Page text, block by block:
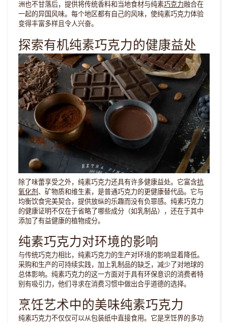
洲也不甘落后，提供将传统香料和当地食材与纯素巧克力融合在
一起的异国风味。每个地区都有自己的风味，使纯素巧克力体验
变得丰富多样且令人兴奋。
探索有机纯素巧克力的健康益处
除了味蕾享受之外，纯素巧克力还具有许多健康益处。它富含抗
氧化剂 、矿物质和维生素，是普通巧克力的更健康替代品。它与
均衡饮食完美契合，提供放纵的乐趣而没有负罪感。纯素巧克力
的健康证明不仅在于省略了哪些成分（如乳制品），还在于其中
添加了有益健康的植物成分。
纯素巧克力对环境的影响
与传统巧克力相比，纯素巧克力的生产对环境的影响显着降低。
采购和生产的可持续实践，加上乳制品的缺乏，减少了对地球的
总体影响。纯素巧克力的这一方面对于具有环保意识的消费者特
别有吸引力，他们寻求在消费习惯中做出合乎道德的选择。
烹饪艺术中的美味纯素巧克力
纯素巧克力不仅仅可以从包装纸中直接食用。它是烹饪界的多功